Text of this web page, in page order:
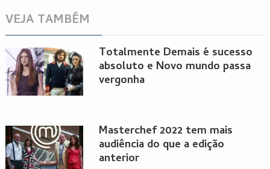
VEJA TAMBÉM
Totalmente Demais é sucesso
absoluto e Novo mundo passa
vergonha
Masterchef 2022 tem mais
audiência do que a edição
anterior